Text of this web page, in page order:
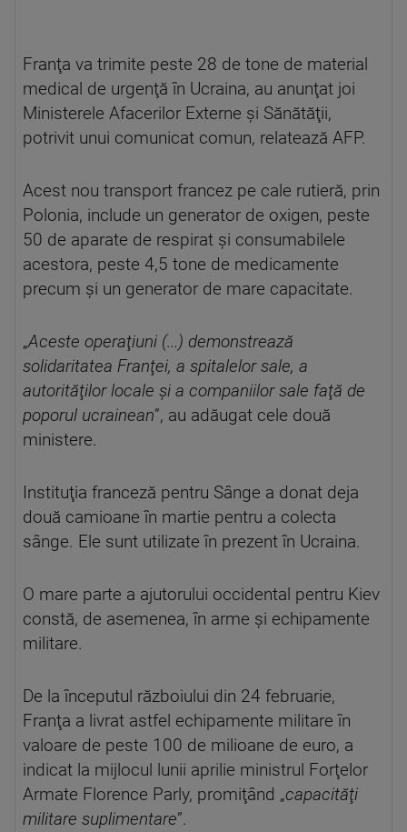
Franţa va trimite peste 28 de tone de material
medical de urgenţă în Ucraina, au anunţat joi
Ministerele Afacerilor Externe şi Sănătăţii,
potrivit unui comunicat comun, relatează AFP.
Acest nou transport francez pe cale rutieră, prin
Polonia, include un generator de oxigen, peste
50 de aparate de respirat şi consumabilele
acestora, peste 4,5 tone de medicamente
precum şi un generator de mare capacitate.
„Aceste operaţiuni (...) demonstrează
solidaritatea Franţei, a spitalelor sale, a
autorităţilor locale şi a companiilor sale faţă de
poporul ucrainean”, au adăugat cele două
ministere.
Instituţia franceză pentru Sânge a donat deja
două camioane în martie pentru a colecta
sânge. Ele sunt utilizate în prezent în Ucraina.
O mare parte a ajutorului occidental pentru Kiev
constă, de asemenea, în arme şi echipamente
militare.
De la începutul războiului din 24 februarie,
Franţa a livrat astfel echipamente militare în
valoare de peste 100 de milioane de euro, a
indicat la mijlocul lunii aprilie ministrul Forţelor
Armate Florence Parly, promiţând „capacităţi
militare suplimentare”.